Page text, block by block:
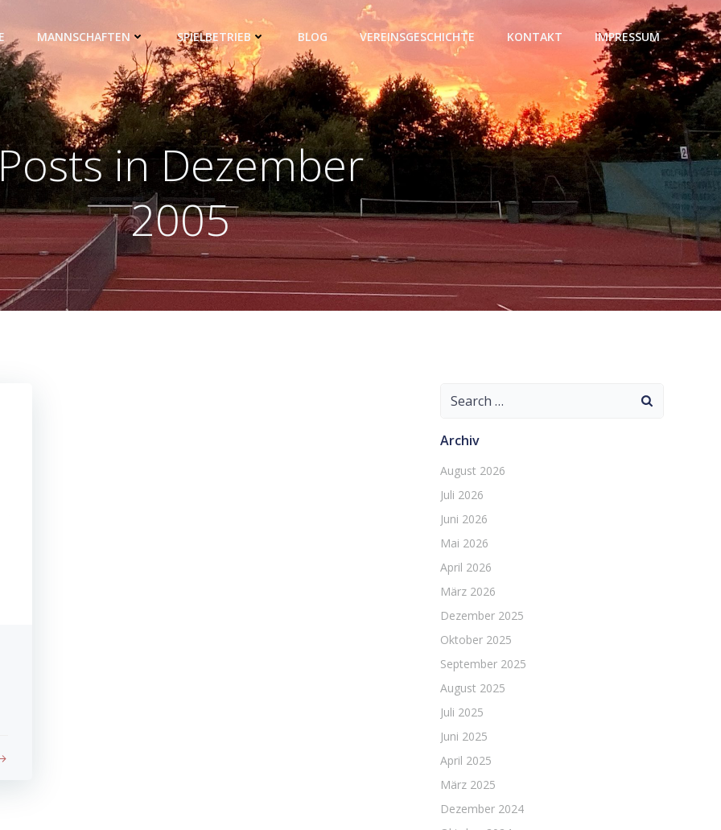
MANNSCHAFTEN SPIELBETRIEB BLOG VEREINSGESCHICHTE KONTAKT IMPRESSUM
in Dezember
2005
Search
Archiv
August 2026
Juli 2026
Juni 2026
Mai 2026
April 2026
März 2026
Dezember 2025
Oktober 2025
September 2025
August 2025
Juli 2025
Juni 2025
April 2025
März 2025
Dezember 2024